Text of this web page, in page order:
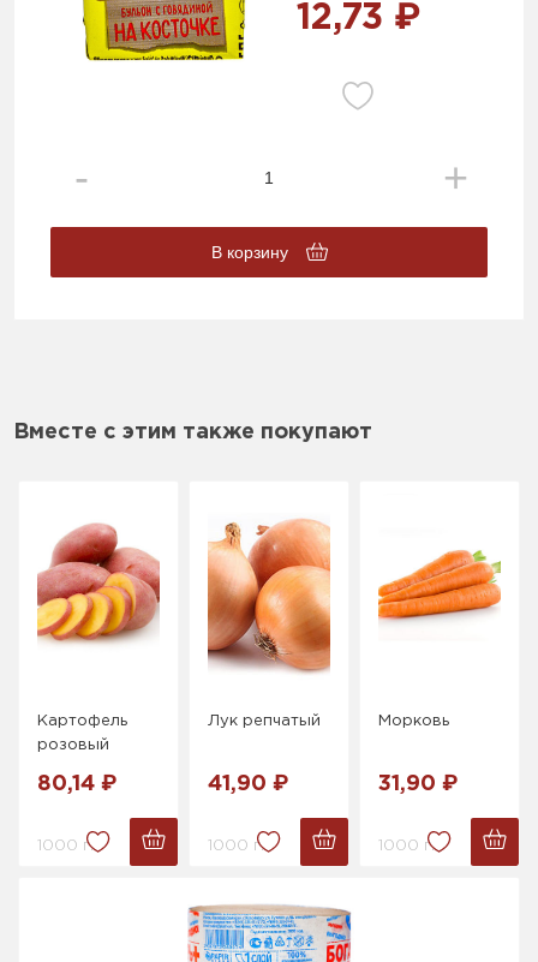
12,73 ₽
В корзину
Вместе с этим также покупают
Картофель
розовый
80,14 ₽
1000 г.
Лук репчатый
41,90 ₽
1000 г.
Морковь
31,90 ₽
1000 г.